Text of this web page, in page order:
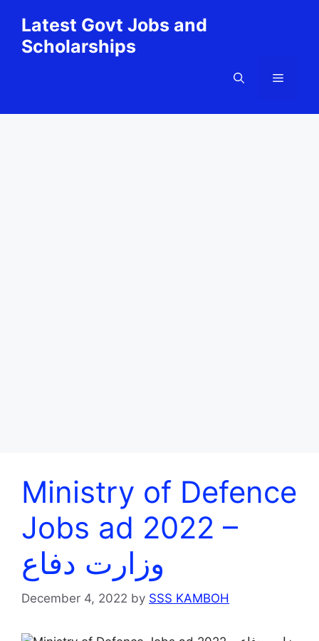
content
Latest Govt Jobs and
Scholarships
Menu
Ministry of Defence
Jobs ad 2022 –
وزارت دفاع
December 4, 2022 by SSS KAMBOH